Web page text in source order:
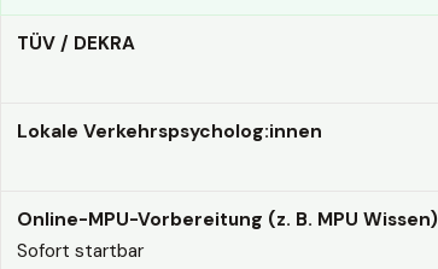
TÜV / DEKRA
Lokale Verkehrspsycholog:innen
Online-MPU-Vorbereitung (z. B. MPU Wissen)
Sofort startbar